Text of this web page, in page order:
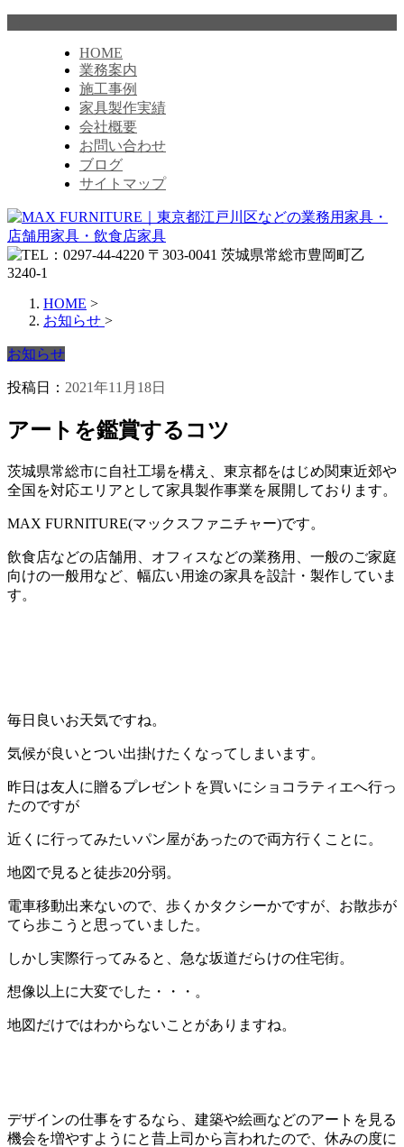
HOME
業務案内
施工事例
家具製作実績
会社概要
お問い合わせ
ブログ
サイトマップ
HOME >
お知らせ >
お知らせ
投稿日： 2021年11月18日
アートを鑑賞するコツ
茨城県常総市に自社工場を構え、東京都をはじめ関東近郊や
全国を対応エリアとして家具製作事業を展開しております。
MAX FURNITURE(マックスファニチャー)です。
飲食店などの店舗用、オフィスなどの業務用、一般のご家庭
向けの一般用など、幅広い用途の家具を設計・製作していま
す。
毎日良いお天気ですね。
気候が良いとつい出掛けたくなってしまいます。
昨日は友人に贈るプレゼントを買いにショコラティエへ行っ
たのですが
近くに行ってみたいパン屋があったので両方行くことに。
地図で見ると徒歩20分弱。
電車移動出来ないので、歩くかタクシーかですが、お散歩が
てら歩こうと思っていました。
しかし実際行ってみると、急な坂道だらけの住宅街。
想像以上に大変でした・・・。
地図だけではわからないことがありますね。
デザインの仕事をするなら、建築や絵画などのアートを見る
機会を増やすようにと昔上司から言われたので、休みの度に